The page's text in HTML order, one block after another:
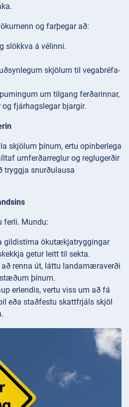
og farþegar að:
slökkva á vélinni.
skjölum til vegabréfa-
um tilgang ferðarinnar,
fjárhagslegar bjargir.
skjölum þínum, ertu opinberlega
umferðarreglur og reglugerðir
tryggja snurðulausa
ferli. Mundu:
gildistíma ökutækjatryggingar
getur leitt til sekta.
renna út, láttu landamæraverði
þínum.
erlendis, vertu viss um að fá
eða staðfestu skattfrjáls skjöl